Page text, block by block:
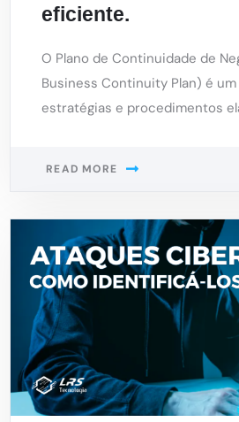
eficiente.
O Plano de Continuidade de
Business Continuity Plan) é
estratégias e procedimentos
READ MORE